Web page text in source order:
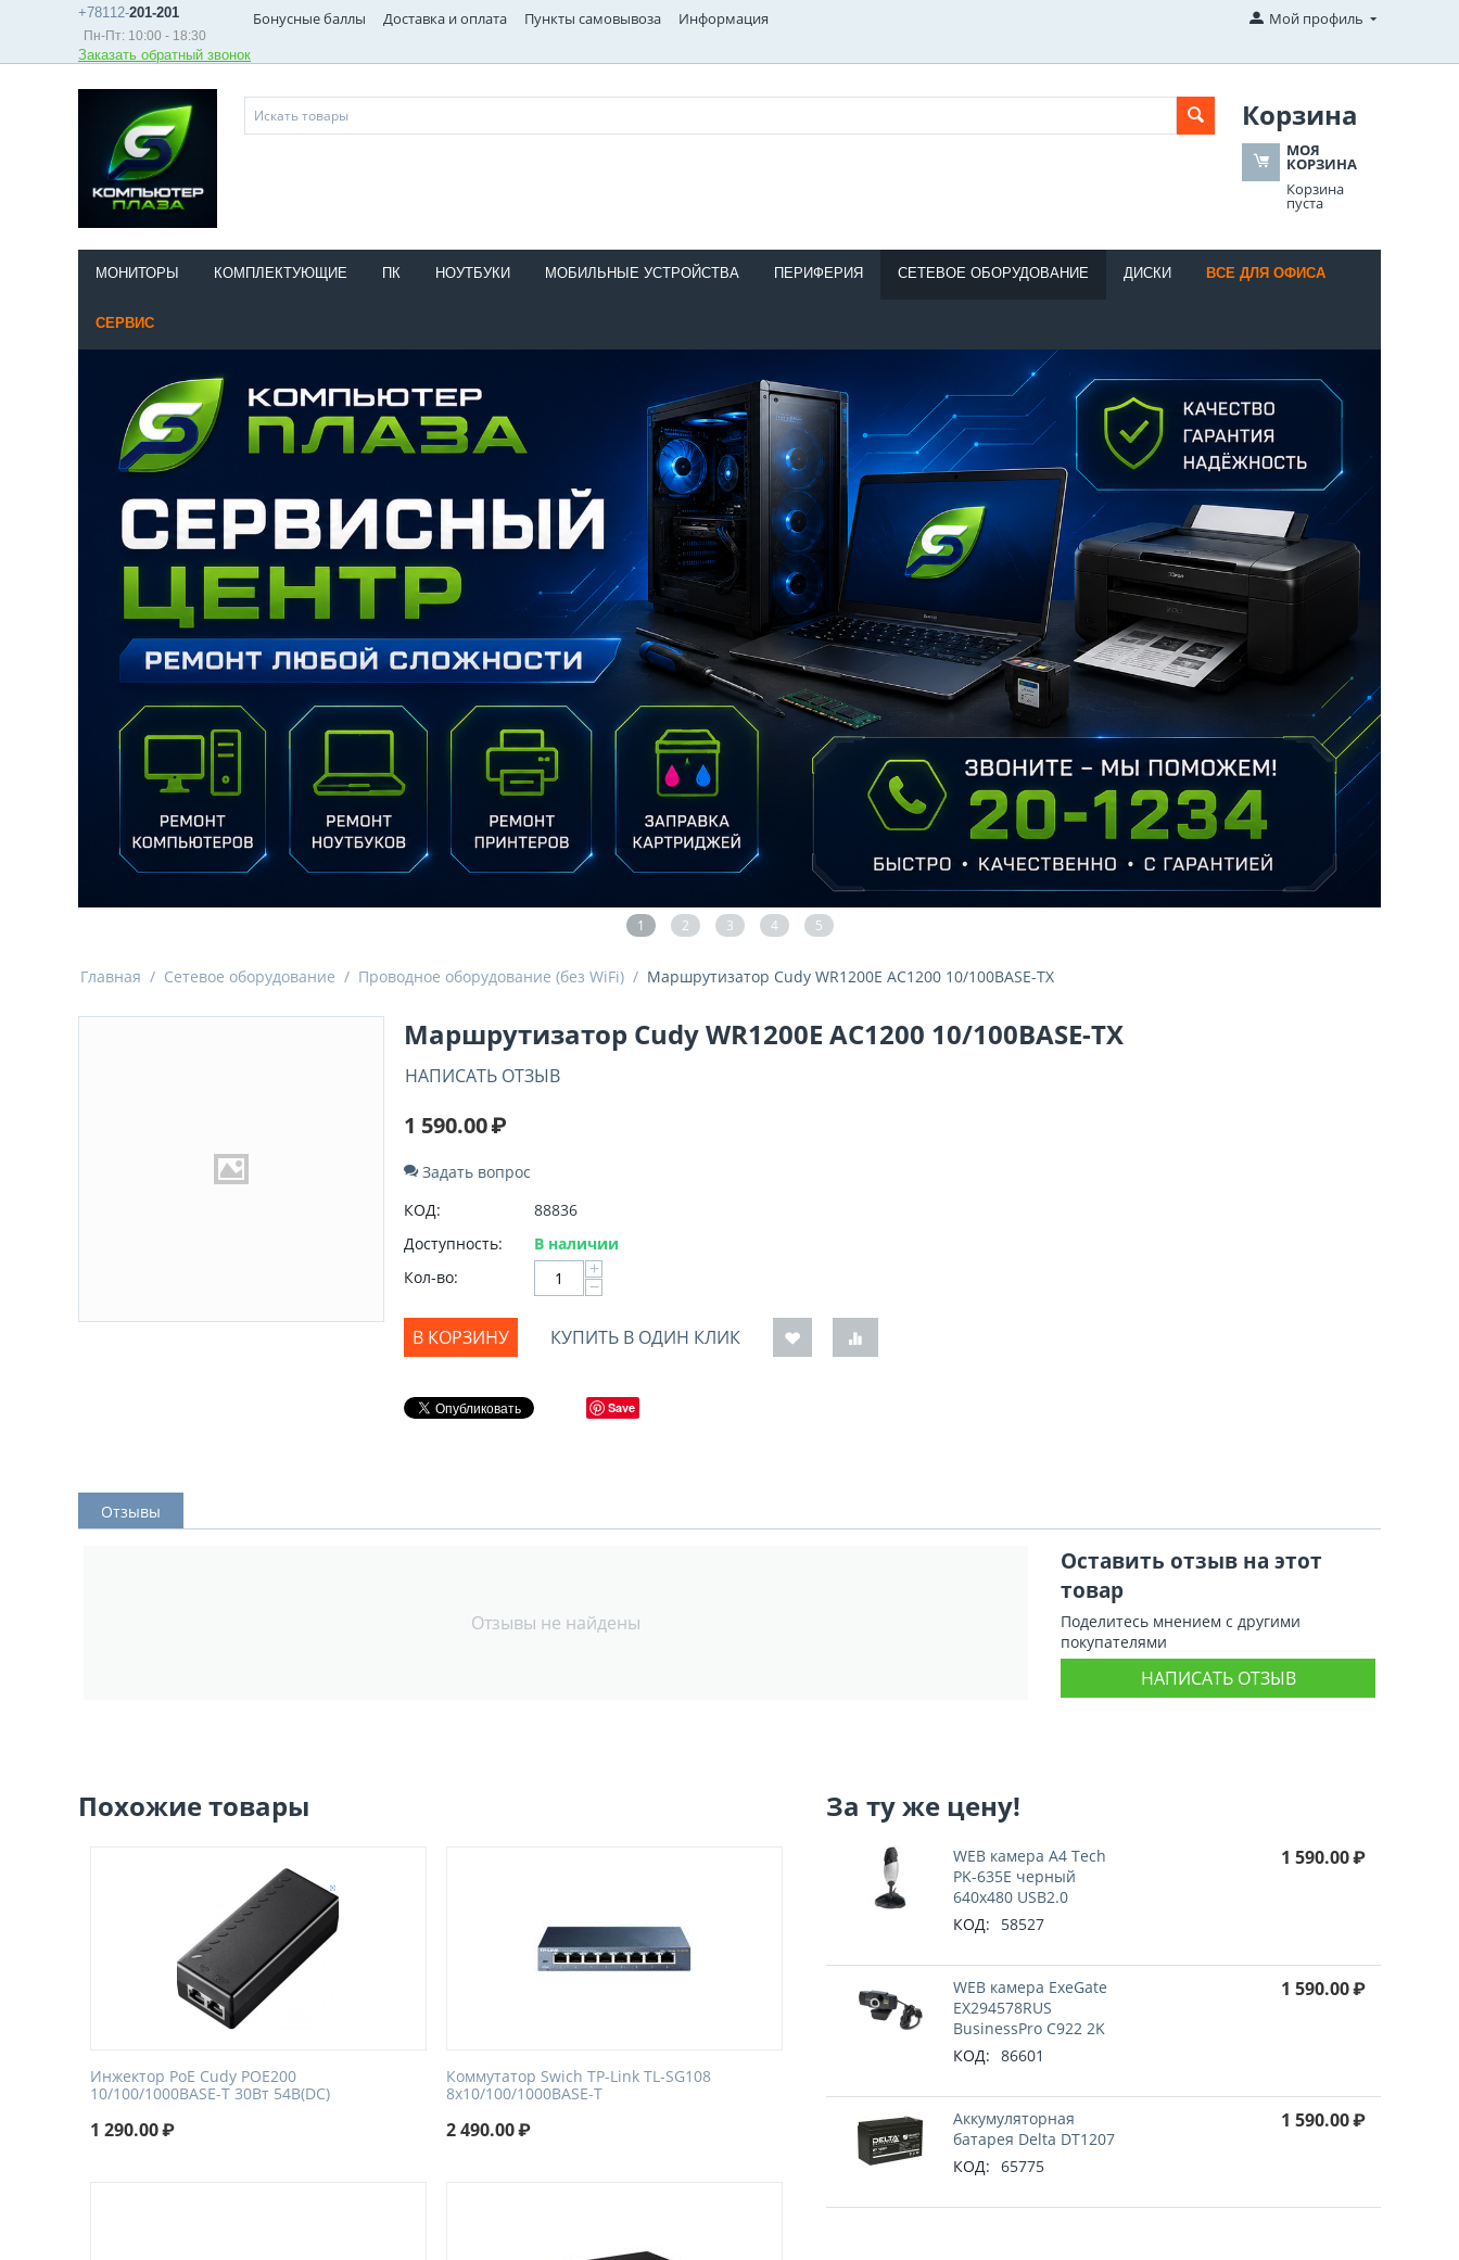
+78112-201-201
Пн-Пт: 10:00 - 18:30
Заказать обратный звонок
Бонусные баллы Доставка и оплата Пункты самовывоза Информация Мой профиль
Корзина
МОЯ
КОРЗИНА
Корзина
пуста
МОНИТОРЫ КОМПЛЕКТУЮЩИЕ ПК НОУТБУКИ МОБИЛЬНЫЕ УСТРОЙСТВА ПЕРИФЕРИЯ СЕТЕВОЕ ОБОРУДОВАНИЕ ДИСКИ ВСЕ ДЛЯ ОФИСА
СЕРВИС
1 2 3 4 5
Главная / Сетевое оборудование / Проводное оборудование (без WiFi) / Маршрутизатор Cudy WR1200E AC1200 10/100BASE-TX
Маршрутизатор Cudy WR1200E AC1200 10/100BASE-TX
НАПИСАТЬ ОТЗЫВ
1 590.00₽
Задать вопрос
КОД:
88836
Доступность:
В наличии
Кол-во:
+
−
В КОРЗИНУ КУПИТЬ В ОДИН КЛИК
Save
Отзывы
Отзывы не найдены
Оставить отзыв на этот
товар
Поделитесь мнением с другими
покупателями
НАПИСАТЬ ОТЗЫВ
Похожие товары
Инжектор PoE Cudy POE200
10/100/1000BASE-T 30Вт 54В(DC)
1 290.00₽
Коммутатор Swich TP-Link TL-SG108
8x10/100/1000BASE-T
2 490.00₽
За ту же цену!
WEB камера A4 Tech
PK-635E черный
640x480 USB2.0
КОД:
58527
1 590.00₽
WEB камера ExeGate
EX294578RUS
BusinessPro C922 2K
КОД: 86601
1 590.00₽
Аккумуляторная
батарея Delta DT1207
КОД: 65775
1 590.00₽